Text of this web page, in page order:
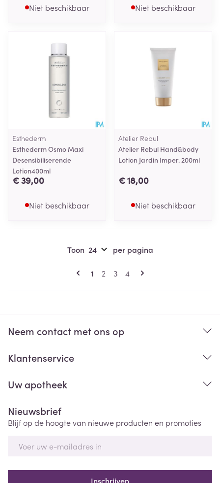
Niet beschikbaar Niet beschikbaar
Esthederm
Esthederm Osmo Maxi
Desensibiliserende
Lotion400ml
€ 39,00
Niet beschikbaar
Atelier Rebul
Atelier Rebul Hand&body
Lotion Jardin Imper. 200ml
€ 18,00
Niet beschikbaar
Pagina's
U lees momenteel pagina
1 Pagina
2 Pagina
3 Pagina
4
Toon per pagina
Neem contact met ons op
Klantenservice
Uw apotheek
Nieuwsbrief
Blijf op de hoogte van nieuwe producten en promoties
Inschrijven